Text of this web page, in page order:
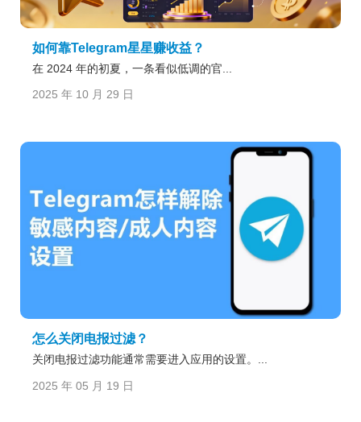
如何靠Telegram星星赚收益？
在 2024 年的初夏，一条看似低调的官...
2025 年 10 月 29 日
怎么关闭电报过滤？
关闭电报过滤功能通常需要进入应用的设置。...
2025 年 05 月 19 日